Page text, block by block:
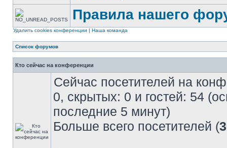
Правила нашего
Удалить cookies конференции | Наша команда
Список форумов
Кто сейчас на конференции
Сейчас посетителей на
0, скрытых: 0 и гостей: 54
последние 5 минут)
Больше всего посетителей (